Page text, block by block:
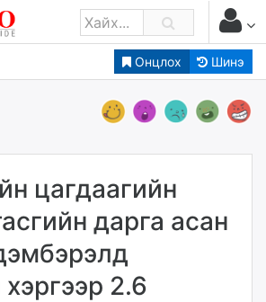
Онцлох Шинэ
цагдаагийн
дарга асан
2.6